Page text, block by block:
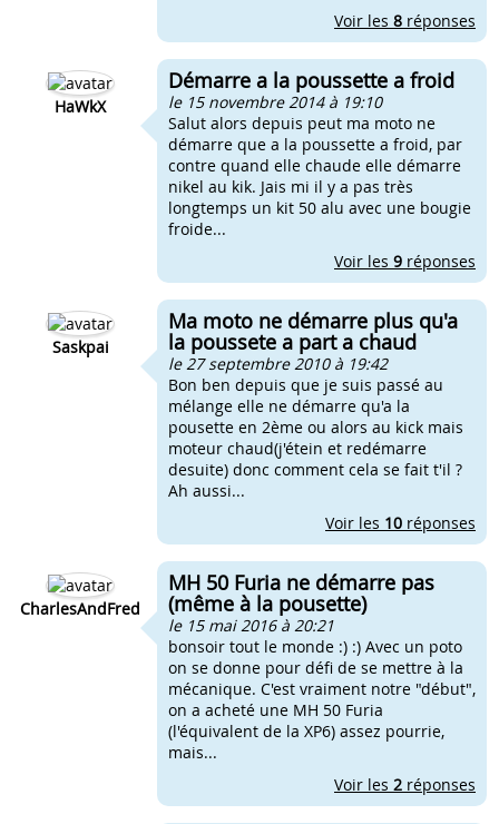
Voir les 8 réponses
HaWkX
Démarre a la poussette a froid
le 15 novembre 2014 à 19:10
Salut alors depuis peut ma moto ne
démarre que a la poussette a froid, par
contre quand elle chaude elle démarre
nikel au kik. Jais mi il y a pas très
longtemps un kit 50 alu avec une bougie
froide...
Voir les 9 réponses
Saskpai
Ma moto ne démarre plus qu'a
la poussete a part a chaud
le 27 septembre 2010 à 19:42
Bon ben depuis que je suis passé au
mélange elle ne démarre qu'a la
pousette en 2ème ou alors au kick mais
moteur chaud(j'étein et redémarre
desuite) donc comment cela se fait t'il ?
Ah aussi...
Voir les 10 réponses
CharlesAndFred
MH 50 Furia ne démarre pas
(même à la pousette)
le 15 mai 2016 à 20:21
bonsoir tout le monde :) :) Avec un poto
on se donne pour défi de se mettre à la
mécanique. C'est vraiment notre "début",
on a acheté une MH 50 Furia
(l'équivalent de la XP6) assez pourrie,
mais...
Voir les 2 réponses